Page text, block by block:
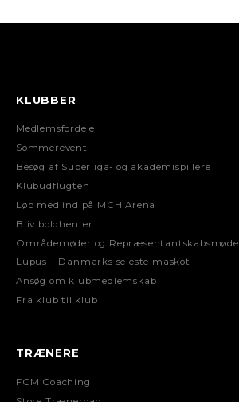
KLUBBER
Medlemsfordele
Sommerevent
Besøg af Superliga- og akademispillere
Klubudflugten
Løb med ind på MCH Arena
Bliv boldhenter
Områdemøder og Repræsentantskabsmøde
Lupus – Danmarks sejeste maskot
Ansøg om klubmedlemskab
Fra klub til klub
TRÆNERE
FCM Coaching